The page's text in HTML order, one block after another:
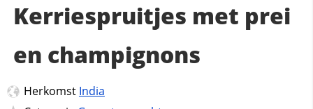
Kerriespruitjes met prei
en champignons
Herkomst India